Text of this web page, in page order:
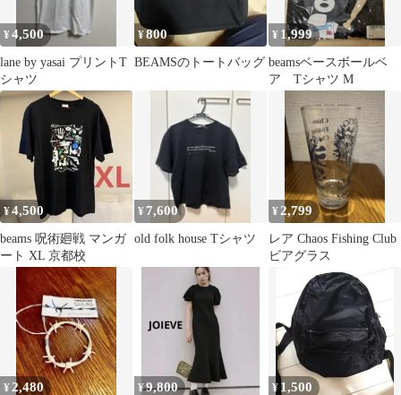
¥4,500
lane by yasai プリントT
シャツ
¥800
BEAMSのトートバッグ
¥ 1,999
beamsベースボールベ
ア Tシャツ M
¥4,500
beams 呪術廻戦 マンガ
ート XL 京都校
¥ 7,600
old folk house Tシャツ
¥ 2,799
レア Chaos Fishing Club
ビアグラス
¥ 2,480 ¥9,800 ¥ 1,500